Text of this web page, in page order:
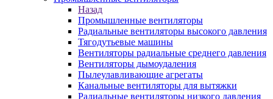
Назад
Промышленные вентиляторы
Радиальные вентиляторы высокого давления
Тягодутьевые машины
Вентиляторы радиальные среднего давления
Вентиляторы дымоудаления
Пылеулавливающие агрегаты
Канальные вентиляторы для вытяжки
Радиальные вентиляторы низкого давления